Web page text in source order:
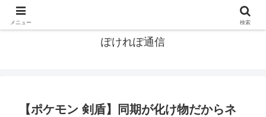
ぽけれぽ通信
【ポケモン 剣盾】同期が化け物だからネ
メニュー 検索